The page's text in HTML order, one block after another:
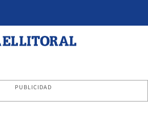
PUBLICIDAD